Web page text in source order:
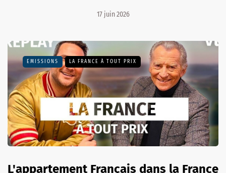
17 juin 2026
EMISSIONS LA FRANCE À TOUT PRIX
L'appartement Français dans la France